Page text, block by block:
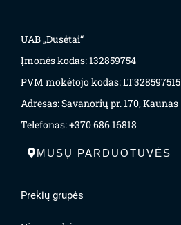
UAB „Dusėtai“
Įmonės kodas: 132859754
PVM mokėtojo kodas: LT328597515
Adresas: Savanorių pr. 170, Kaunas
Telefonas: +370 686 16818
MŪSŲ PARDUOTUVĖS
Prekių grupės